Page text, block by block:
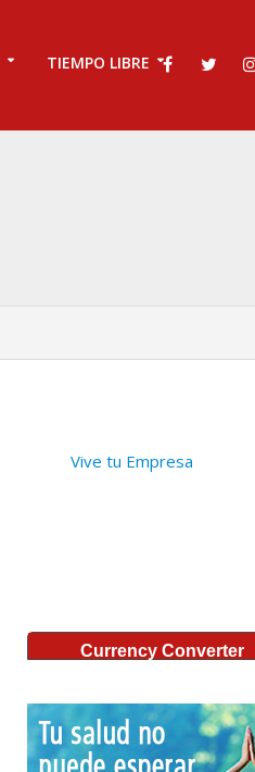
TIEMPO LIBRE
Vive tu Empresa
Currency Converter